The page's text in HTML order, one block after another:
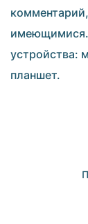
имеющимися.
устройства:
планшет.